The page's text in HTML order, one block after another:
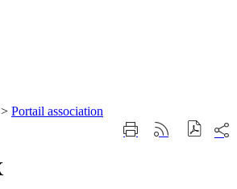
> Portail association
ImprimerGénérer
sur